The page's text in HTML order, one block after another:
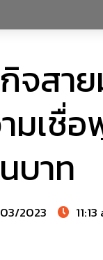
จสา
มเชื่
บาท
2023